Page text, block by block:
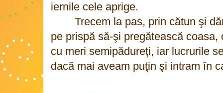
iernile cele aprige.
Trecem la pas, prin cătun şi
pe prispă să-şi pregătească
cu meri semipădureţi, iar lucrurile
dacă mai aveam puţin şi intram în